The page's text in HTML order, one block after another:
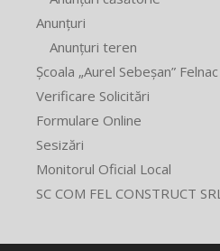
Anunțuri
Anunțuri teren
Școala „Aurel Sebeșan” Felnac
Verificare Solicitări
Formulare Online
Sesizări
Monitorul Oficial Local
SC COM FEL CONSTRUCT SRL